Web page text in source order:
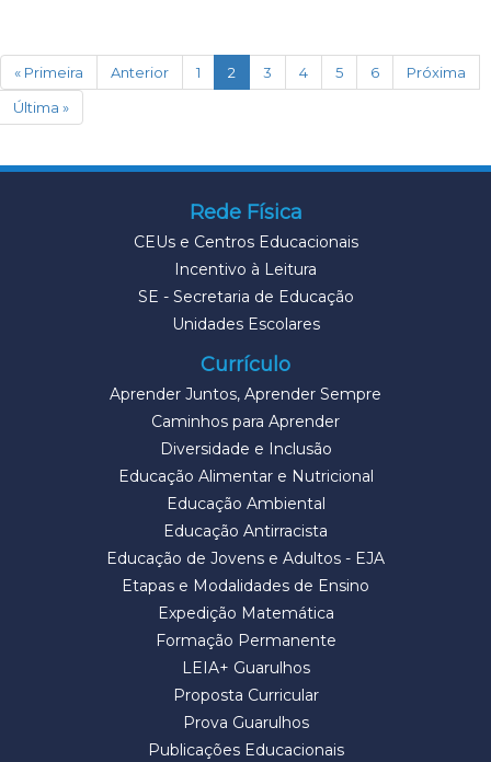
« Primeira Anterior 1 2 (current)
3 4 5 6
Próxima
Última »
Rede Física
CEUs e Centros Educacionais
Incentivo à Leitura
SE - Secretaria de Educação
Unidades Escolares
Currículo
Aprender Juntos, Aprender Sempre
Caminhos para Aprender
Diversidade e Inclusão
Educação Alimentar e Nutricional
Educação Ambiental
Educação Antirracista
Educação de Jovens e Adultos - EJA
Etapas e Modalidades de Ensino
Expedição Matemática
Formação Permanente
LEIA+ Guarulhos
Proposta Curricular
Prova Guarulhos
Publicações Educacionais